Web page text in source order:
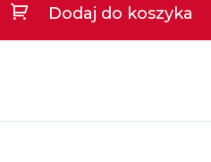
Srebrne
Niebieskie
Brąz
Srebrne
Niebieskie
XicorrDodaj do koszyka
TAK